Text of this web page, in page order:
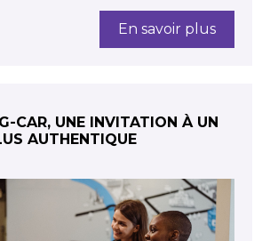
En savoir plus
CAR, UNE INVITATION À UN
AUTHENTIQUE